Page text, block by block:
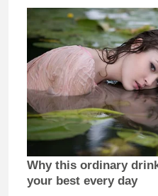
Why this ordinary
your best every day